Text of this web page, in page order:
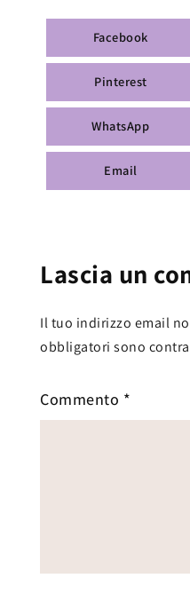
Facebook
Pinterest
WhatsApp
Email
Lascia un
Il tuo indirizzo email
obbligatori sono
Commento *